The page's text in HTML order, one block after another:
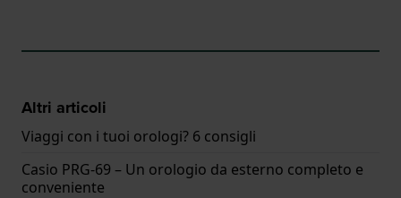
Altri articoli
Viaggi con i tuoi orologi? 6 consigli
Casio PRG-69 – Un orologio da esterno completo e
conveniente